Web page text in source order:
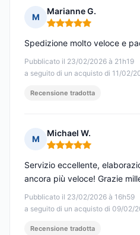
M
Marianne G.
Nota: 5 su 5
Pubblicato il 23/02/2026 à 21h19
a seguito di un acquisto di 11/02/
Spedizione molto veloce e
Recensione tradotta
M
Michael W.
Nota: 5 su 5
Pubblicato il 23/02/2026 à 16h59
a seguito di un acquisto di 09/02/
Servizio eccellente,
ancora più veloce! Grazie
Recensione tradotta